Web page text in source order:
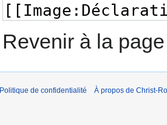
Revenir à la
Politique de confidentialité À propos de Christ-